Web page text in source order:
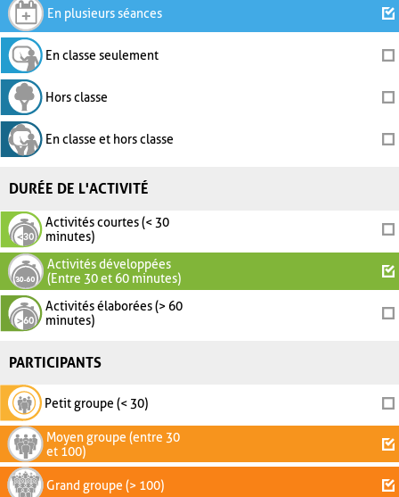
En plusieurs séances
En classe seulement
Hors classe
En classe et hors classe
DURÉE DE L'ACTIVITÉ
Activités courtes (< 30
minutes)
Activités développées
(Entre 30 et 60 minutes)
Activités élaborées (> 60
minutes)
PARTICIPANTS
Petit groupe (< 30)
Moyen groupe (entre 30
et 100)
Grand groupe (> 100)